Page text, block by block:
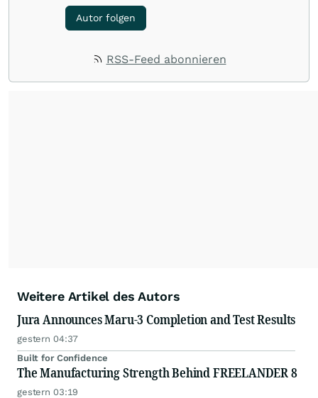
Autor folgen
RSS-Feed abonnieren
Weitere Artikel des Autors
Jura Announces Maru-3 Completion and Test Results
gestern 04:37
Built for Confidence
The Manufacturing Strength Behind FREELANDER 8
gestern 03:19